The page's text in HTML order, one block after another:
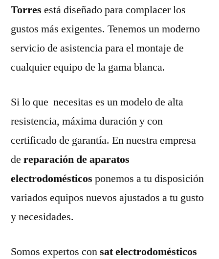
Torres está diseñado para complacer los
gustos más exigentes. Tenemos un moderno
servicio de asistencia para el montaje de
cualquier equipo de la gama blanca.
Si lo que necesitas es un modelo de alta
resistencia, máxima duración y con
certificado de garantía. En nuestra empresa
de reparación de aparatos
electrodomésticos ponemos a tu disposición
variados equipos nuevos ajustados a tu gusto
y necesidades.
Somos expertos consat electrodomésticos